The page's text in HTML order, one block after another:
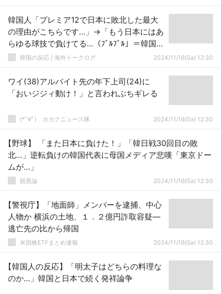
韓国人「プレミア12で日本に敗北した最大
の理由がこちらです…」→「もう日本にはあ
らゆる球技で負けてる…（ﾌﾞﾙﾌﾞﾙ」＝韓国の
反応韓国の反応 | 海外トークログ 2024/11/16(Sa) 12:30
ワイ(38)アルバイト先の年下上司(24)に
「おいジジィ動け！」と言われぶちギレる
(*ﾟ∀ﾟ)ゞカガクニュース隊 2024/11/16(Sa) 12:30
【野球】 「また日本に負けた！」「韓日戦30回目の敗
北…」逆転負けの韓国代表に母国メディア悲嘆「東京ドー
ムが…」
脱亜論 2024/11/16(Sa) 12:30
【警視庁】「地面師」メンバーを逮捕、中心
人物か 横浜の土地、１．２億円詐取容疑―
逃亡先の比から帰国
米国株ETFまとめ速報 2024/11/16(Sa) 12:30
【韓国人の反応】「明太子はどちらの料理な
のか…」韓国と日本で続く発祥論争